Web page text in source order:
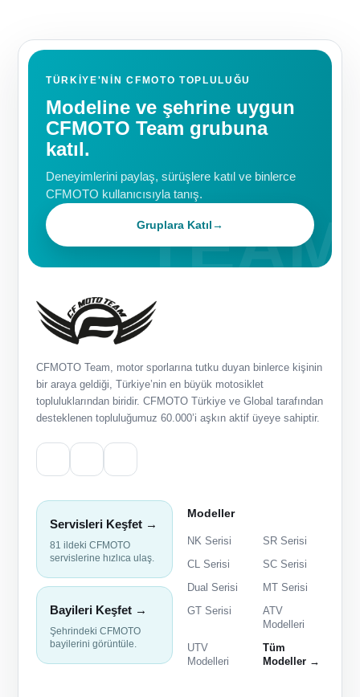
TÜRKIYE'NIN CFMOTO TOPLULUĞU
Modeline ve şehrine uygun
CFMOTO Team grubuna
katıl.
Deneyimlerini paylaş, sürüşlere katıl ve binlerce
CFMOTO kullanıcısıyla tanış.
Gruplara Katıl→
CFMOTO Team, motor sporlarına tutku duyan binlerce kişinin
bir araya geldiği, Türkiye’nin en büyük motosiklet
topluluklarından biridir. CFMOTO Türkiye ve Global tarafından
desteklenen topluluğumuz 60.000’i aşkın aktif üyeye sahiptir.
Servisleri Keşfet →
81 ildeki CFMOTO
servislerine hızlıca ulaş.
Bayileri Keşfet →
Şehrindeki CFMOTO
bayilerini görüntüle.
Modeller
NK Serisi
SR Serisi
CL Serisi
SC Serisi
Dual Serisi
MT Serisi
GT Serisi
ATV
Modelleri
UTV
Modelleri
Tüm
Modeller →